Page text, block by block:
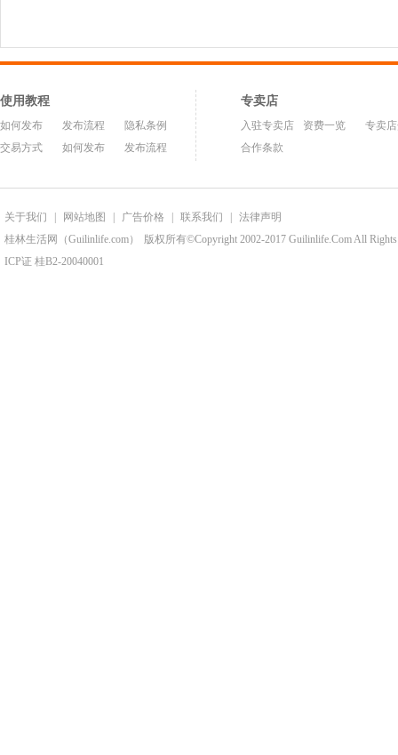
使用教程
如何发布 发布流程
隐私条例
交易方式
如何发布 发布流程
专卖店
入驻专卖店 资费一览
专卖
合作条款
关于我们 网站地图 广告价格 联系我们
法律声明
桂林生活网（Guilinlife.com）
版权所有©Copyright 2002-2017 Guilinlife.Com All Rights
ICP证 桂B2-20040001